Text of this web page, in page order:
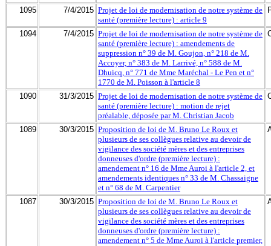
1095
7/4/2015 Projet de loi de modernisation de notre système de
santé (première lecture) : article 9
1094 7/4/2015 Projet de loi de modernisation de notre système de
santé (première lecture) : amendements de
suppression n° 39 de M. Goujon, n° 218 de M.
Accoyer, n° 383 de M. Larrivé, n° 588 de M.
Dhuicq, n° 771 de Mme Maréchal - Le Pen et n°
1770 de M. Poisson à l'article 8
1090 31/3/2015 Projet de loi de modernisation de notre système de
santé (première lecture) : motion de rejet
préalable, déposée par M. Christian Jacob
1089 30/3/2015 Proposition de loi de M. Bruno Le Roux et
plusieurs de ses collègues relative au devoir de
vigilance des société mères et des entreprises
donneuses d'ordre (première lecture) :
amendement n° 16 de Mme Auroi à l'article 2, et
amendements identiques n° 33 de M. Chassaigne
et n° 68 de M. Carpentier
1087 30/3/2015 Proposition de loi de M. Bruno Le Roux et
plusieurs de ses collègues relative au devoir de
vigilance des société mères et des entreprises
donneuses d'ordre (première lecture) :
amendement n° 5 de Mme Auroi à l'article premier,